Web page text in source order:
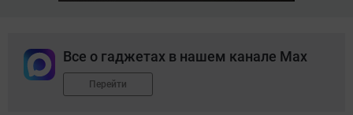
Все о гаджетах в нашем канале Max
Перейти